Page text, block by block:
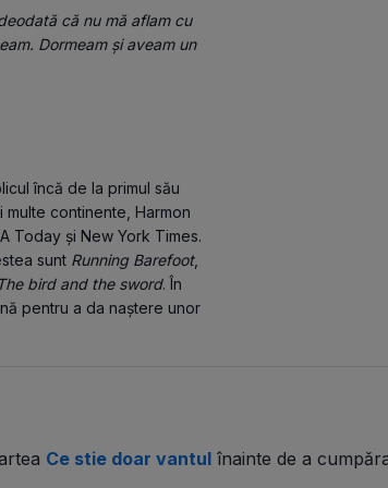
Dormeam și aveam un
încă de la primul său
multe continente, Harmon
Today și New York Times.
sunt Running Barefoot
The bird and the sword. În
pentru a da naștere unor
Ce stie doar vantul înainte de a